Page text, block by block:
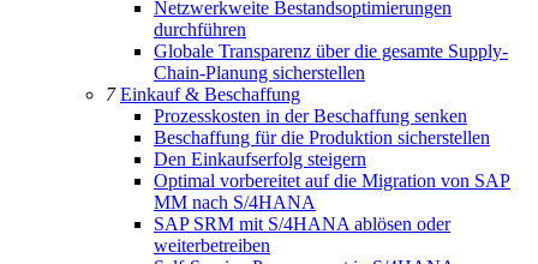
Netzwerkweite Bestandsoptimierungen
durchführen
Globale Transparenz über die gesamte Supply-
Chain-Planung sicherstellen
7Einkauf & Beschaffung
Prozesskosten in der Beschaffung senken
Beschaffung für die Produktion sicherstellen
Den Einkaufserfolg steigern
Optimal vorbereitet auf die Migration von SAP
MM nach S/4HANA
SAP SRM mit S/4HANA ablösen oder
weiterbetreiben